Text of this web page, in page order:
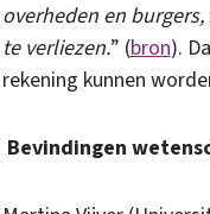
overheden en
te verliezen.” (bron).
rekening kunnen
Bevindingen